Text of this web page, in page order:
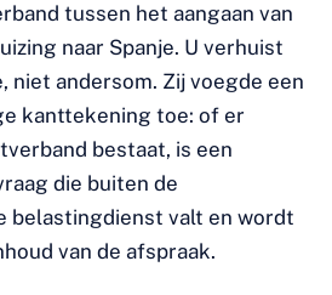
tussen het aangaan van
naar Spanje. U verhuist
niet andersom. Zij voegde een
kanttekening toe: of er
bestaat, is een
die buiten de
belastingdienst valt en wordt
van de afspraak.